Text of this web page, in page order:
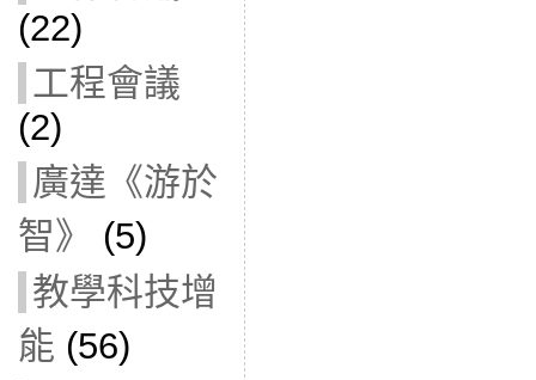
(22)
工程會議
(2)
廣達《游於
智》
(5)
教學科技增
能 (56)